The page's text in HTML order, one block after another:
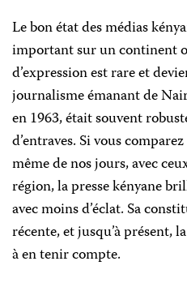
Le bon état des médias
important sur un continent
d’expression est rare et
journalisme émanant de
en 1963, était souvent
d’entraves. Si vous
même de nos jours, avec
région, la presse kényane
avec moins d’éclat. Sa
récente, et jusqu’à présent,
à en tenir compte.